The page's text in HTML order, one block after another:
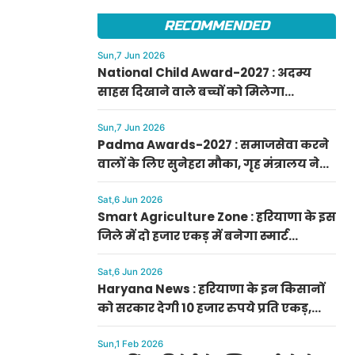
RECOMMENDED
Sun,7 Jun 2026
National Child Award-2027 : अदम्य
साहस दिखाने वाले बच्चों को मिलेगा
प्रधानमंत्री राष्ट्रीय बाल पुरस्कार-2027, ऐसे
करें आवेदन
Sun,7 Jun 2026
Padma Awards-2027 : समाजसेवा करने
वालों के लिए सुनेहरा मौका, गृह मंत्रालय ने
निकाले पद्म पुरस्कार-2027 के लिए आवेदन
Sat,6 Jun 2026
Smart Agriculture Zone : हरियाणा के इस
जिले में दो हजार एकड़ में बनेगा स्मार्ट
एग्रीकल्चर जोन
Sat,6 Jun 2026
Haryana News : हरियाणा के इन किसानों
को सरकार देगी 10 हजार रुपये प्रति एकड़,
सीएम सैनी की घोषणा
Sun,1 Feb 2026